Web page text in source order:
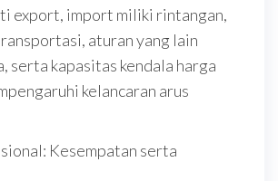
export, import miliki rintangan,
aturan yang lain
serta kapasitas kendala harga
kelancaran arus
Kesempatan serta